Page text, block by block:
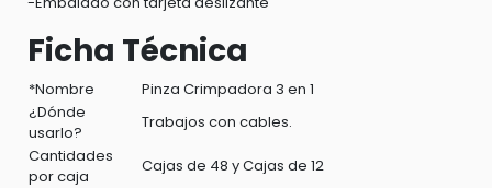
Ficha Técnica
*Nombre
Pinza Crimpadora 3 en 1
¿Dónde
usarlo?
Trabajos con cables.
Cantidades
por caja
Cajas de 48 y Cajas de 12